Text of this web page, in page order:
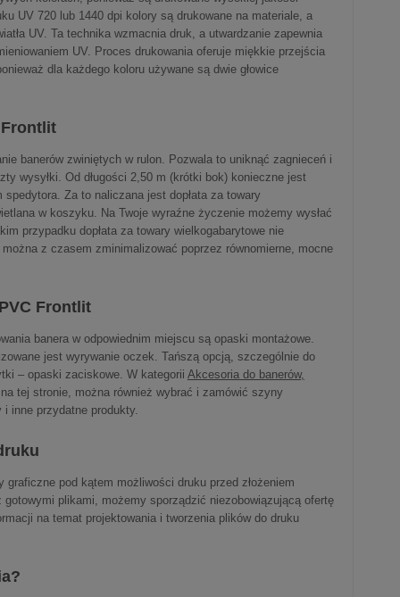
UV 720 lub 1440 dpi kolory są drukowane na materiale, a
UV. Ta technika wzmacnia druk, a utwardzanie zapewnia
UV. Proces drukowania oferuje miękkie przejścia
dla każdego koloru używane są dwie głowice
Frontlit
banerów zwiniętych w rulon. Pozwala to uniknąć zagnieceń i
wysyłki. Od długości 2,50 m (krótki bok) konieczne jest
spedytora. Za to naliczana jest dopłata za towary
w koszyku. Na Twoje wyraźne życzenie możemy wysłać
przypadku dopłata za towary wielkogabarytowe nie
z czasem zminimalizować poprzez równomierne, mocne
Frontlit
banera w odpowiednim miejscu są opaski montażowe.
jest wyrywanie oczek. Tańszą opcją, szczególnie do
– opaski zaciskowe. W kategorii Akcesoria do banerów,
tej stronie, można również wybrać i zamówić szyny
i inne przydatne produkty.
graficzne pod kątem możliwości druku przed złożeniem
plikami, możemy sporządzić niezobowiązującą ofertę
na temat projektowania i tworzenia plików do druku